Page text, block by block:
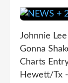
Johnnie
Gonna
Charts
Hewett/Tx